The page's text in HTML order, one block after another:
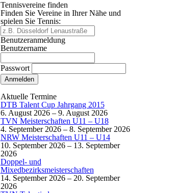
Tennisvereine finden
Finden Sie Vereine in Ihrer Nähe und
spielen Sie Tennis:
Benutzeranmeldung
Benutzername
Passwort
Aktuelle Termine
DTB Talent Cup Jahrgang 2015
6. August 2026– 9. August 2026
TVN Meisterschaften U11 – U18
4. September 2026– 8. September 2026
NRW Meisterschaften U11 – U14
10. September 2026– 13. September
2026
Doppel- und
Mixedbezirksmeisterschaften
14. September 2026– 20. September
2026